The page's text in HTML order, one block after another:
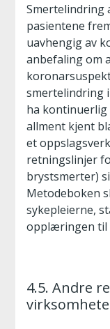
Smertelindring
pasientene
uavhengig av
anbefaling om
smertelindring
ha
allment kjent
et
retningslinjer
brystsmerter)
Metodeboken
sykepleierne,
opplæringen til
4.5. Andre